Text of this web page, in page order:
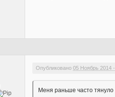
Опубликовано05 Ноябрь 2014
Меня раньше часто тянуло